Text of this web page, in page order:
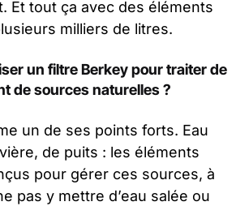
Et tout ça avec des éléments
milliers de litres.
un filtre Berkey pour traiter de
de sources naturelles ?
un de ses points forts. Eau
de puits : les éléments
pour gérer ces sources, à
pas y mettre d’eau salée ou